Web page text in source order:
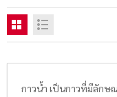
กาวน้ำ เป็นกาวที่มีลักษ